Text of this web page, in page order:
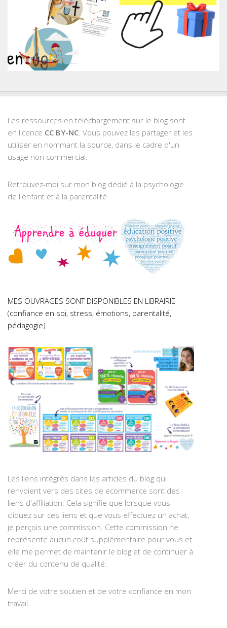
Les ressources en téléchargement sur le blog sont
en licence CC BY-NC. Vous pouvez les partager et les
utiliser en nommant la source, dans le cadre d'un
usage non commercial.
Retrouvez-moi sur mon blog dédié à la psychologie
de l'enfant et à la parentalité
MES OUVRAGES SONT DISPONIBLES EN LIBRAIRIE
(confiance en soi, stress, émotions, parentalité,
pédagogie)
Les liens intégrés dans les articles du blog qui
renvoient vers des sites de ecommerce sont des
liens d'affiliation. Cela signifie que lorsque vous
cliquez sur ces liens et que vous effectuez un achat,
je perçois une commission. Cette commission ne
représente aucun coût supplémentaire pour vous et
elle me permet de maintenir le blog et de continuer à
créer du contenu de qualité.
Merci de votre soutien et de votre confiance en mon
travail.